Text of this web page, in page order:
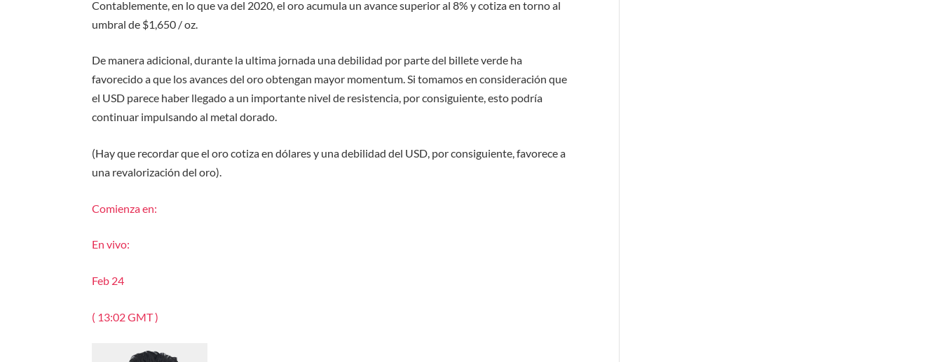
Contablemente, en lo que va del 2020, el oro acumula un avance superior al 8% y cotiza en torno al
umbral de $1,650 / oz.
De manera adicional, durante la ultima jornada una debilidad por parte del billete verde ha
favorecido a que los avances del oro obtengan mayor momentum. Si tomamos en consideración que
el USD parece haber llegado a un importante nivel de resistencia, por consiguiente, esto podría
continuar impulsando al metal dorado.
(Hay que recordar que el oro cotiza en dólares y una debilidad del USD, por consiguiente, favorece a
una revalorización del oro).
Comienza en:
En vivo:
Feb 24
( 13:02 GMT )